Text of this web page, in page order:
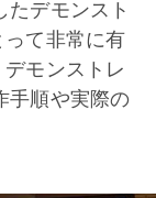
たデモンスト
て非常に有
モンストレ
手順や実際の